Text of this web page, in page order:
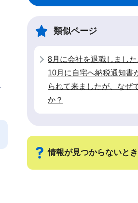
類似ページ
8月に会社を退職しました
10月に自宅へ納税通知書
られて来ましたが、なぜ
か？
情報が見つからないと